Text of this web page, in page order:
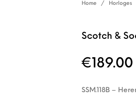
Home / Horloges
Scotch &
€ 189.00
SSM.118B –